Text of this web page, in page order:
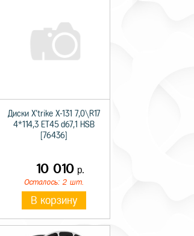
Диски X'trike X-131 7,0\R17
4*114,3 ET45 d67,1 HSB
[76436]
10 010р.
Осталось: 2 шт.
В корзину